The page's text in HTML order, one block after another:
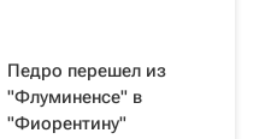
Педро перешел из
"Флуминенсе" в
"Фиорентину"